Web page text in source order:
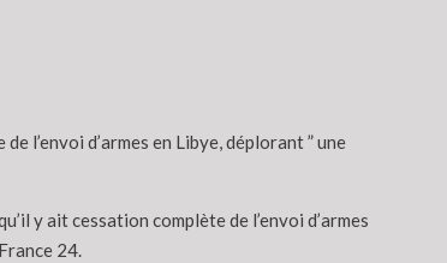
l’envoi d’armes en Libye, déplorant ” une
y ait cessation complète de l’envoi d’armes
24.